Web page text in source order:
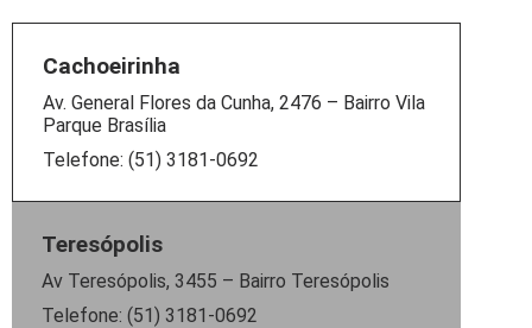
Cachoeirinha
Av. General Flores da Cunha, 2476 – Bairro Vila
Parque Brasília
Telefone: (51) 3181-0692
Teresópolis
Av Teresópolis, 3455 – Bairro Teresópolis
Telefone: (51) 3181-0692